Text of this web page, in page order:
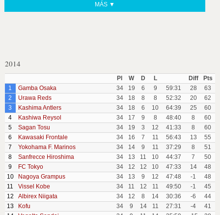
MÁS ▼
2014
Pl W D L Diff
Pts
1
Gamba Osaka 34 19 6 9 59:31 28
63
2
Urawa Reds 34 18 8 8 52:32 20
62
3
Kashima Antlers 34 18 6 10 64:39 25
60
4
Kashiwa Reysol 34 17 9 8 48:40 8
60
5
Sagan Tosu 34 19 3 12 41:33 8
60
6
Kawasaki Frontale 34 16 7 11 56:43 13
55
7
Yokohama F. Marinos 34 14 9 11 37:29 8
51
8
Sanfrecce Hiroshima 34 13 11 10 44:37 7
50
9
FC Tokyo 34 12 12 10 47:33 14
48
10
Nagoya Grampus 34 13 9 12 47:48 -1
48
11
Vissel Kobe 34 11 12 11 49:50 -1
45
12
Albirex Niigata 34 12 8 14 30:36 -6
44
13
Kofu 34 9 14 11 27:31 -4
41